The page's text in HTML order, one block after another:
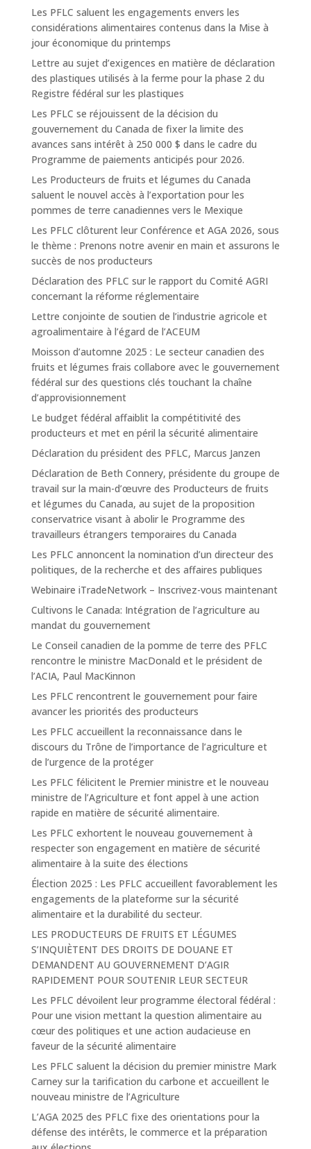
Les PFLC saluent les engagements envers les
considérations alimentaires contenus dans la Mise à
jour économique du printemps
Lettre au sujet d’exigences en matière de déclaration
des plastiques utilisés à la ferme pour la phase 2 du
Registre fédéral sur les plastiques
Les PFLC se réjouissent de la décision du
gouvernement du Canada de fixer la limite des
avances sans intérêt à 250 000 $ dans le cadre du
Programme de paiements anticipés pour 2026.
Les Producteurs de fruits et légumes du Canada
saluent le nouvel accès à l’exportation pour les
pommes de terre canadiennes vers le Mexique
Les PFLC clôturent leur Conférence et AGA 2026, sous
le thème : Prenons notre avenir en main et assurons le
succès de nos producteurs
Déclaration des PFLC sur le rapport du Comité AGRI
concernant la réforme réglementaire
Lettre conjointe de soutien de l’industrie agricole et
agroalimentaire à l’égard de l’ACEUM
Moisson d’automne 2025 : Le secteur canadien des
fruits et légumes frais collabore avec le gouvernement
fédéral sur des questions clés touchant la chaîne
d’approvisionnement
Le budget fédéral affaiblit la compétitivité des
producteurs et met en péril la sécurité alimentaire
Déclaration du président des PFLC, Marcus Janzen
Déclaration de Beth Connery, présidente du groupe de
travail sur la main-d’œuvre des Producteurs de fruits
et légumes du Canada, au sujet de la proposition
conservatrice visant à abolir le Programme des
travailleurs étrangers temporaires du Canada
Les PFLC annoncent la nomination d’un directeur des
politiques, de la recherche et des affaires publiques
Webinaire iTradeNetwork – Inscrivez-vous maintenant
Cultivons le Canada: Intégration de l’agriculture au
mandat du gouvernement
Le Conseil canadien de la pomme de terre des PFLC
rencontre le ministre MacDonald et le président de
l’ACIA, Paul MacKinnon
Les PFLC rencontrent le gouvernement pour faire
avancer les priorités des producteurs
Les PFLC accueillent la reconnaissance dans le
discours du Trône de l’importance de l’agriculture et
de l’urgence de la protéger
Les PFLC félicitent le Premier ministre et le nouveau
ministre de l’Agriculture et font appel à une action
rapide en matière de sécurité alimentaire.
Les PFLC exhortent le nouveau gouvernement à
respecter son engagement en matière de sécurité
alimentaire à la suite des élections
Élection 2025 : Les PFLC accueillent favorablement les
engagements de la plateforme sur la sécurité
alimentaire et la durabilité du secteur.
LES PRODUCTEURS DE FRUITS ET LÉGUMES
S’INQUIÈTENT DES DROITS DE DOUANE ET
DEMANDENT AU GOUVERNEMENT D’AGIR
RAPIDEMENT POUR SOUTENIR LEUR SECTEUR
Les PFLC dévoilent leur programme électoral fédéral :
Pour une vision mettant la question alimentaire au
cœur des politiques et une action audacieuse en
faveur de la sécurité alimentaire
Les PFLC saluent la décision du premier ministre Mark
Carney sur la tarification du carbone et accueillent le
nouveau ministre de l’Agriculture
L’AGA 2025 des PFLC fixe des orientations pour la
défense des intérêts, le commerce et la préparation